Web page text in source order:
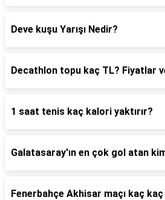
Deve kuşu Yarışı Nedir?
Decathlon topu kaç TL? Fiyatlar
1 saat tenis kaç kalori yaktırır?
Galatasaray'ın en çok gol atan
Fenerbahçe Akhisar maçı kaç